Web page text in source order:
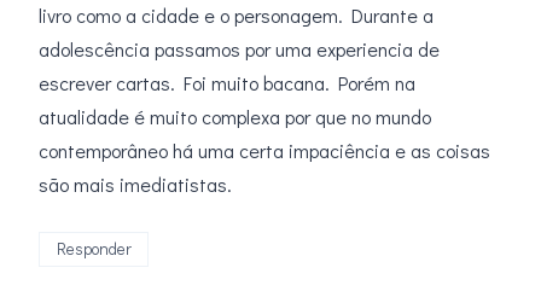
livro como a cidade e o personagem. Durante a
adolescência passamos por uma experiencia de
escrever cartas. Foi muito bacana. Porém na
atualidade é muito complexa por que no mundo
contemporâneo há uma certa impaciência e as coisas
são mais imediatistas.
Responder